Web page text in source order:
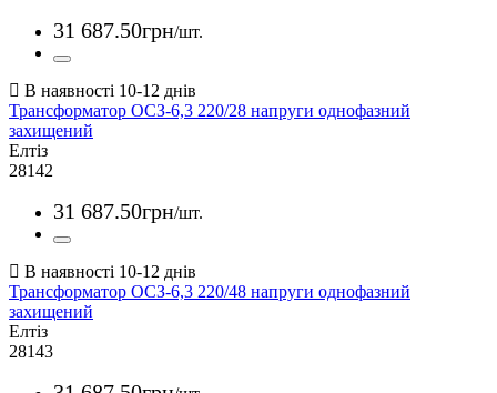
31 687.50грн/шт.
Трансформатор ОСЗ-6,3 220/28 напруги однофазний
захищений
Елтіз
28142
31 687.50грн/шт.
Трансформатор ОСЗ-6,3 220/48 напруги однофазний
захищений
Елтіз
28143